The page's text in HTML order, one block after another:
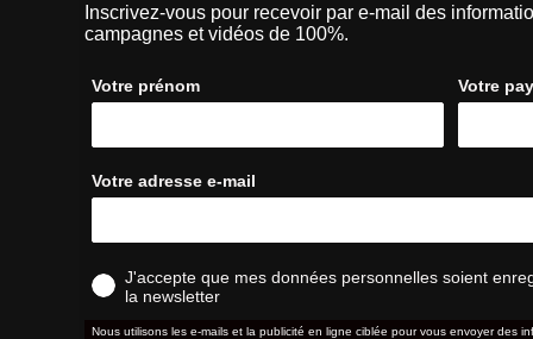
Inscrivez-vous pour recevoir par e-mail des
campagnes et vidéos de 100%.
Votre prénom Votre
Votre adresse e-mail
J'accepte que mes données personnelles soient
la newsletter
Nous utilisons les e-mails et la publicité en ligne ciblée pour vous envoyer des